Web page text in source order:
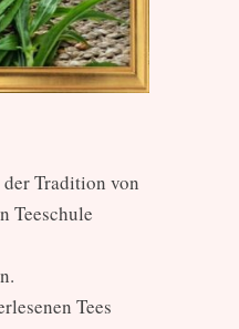
Tradition von
Teeschule
Tees